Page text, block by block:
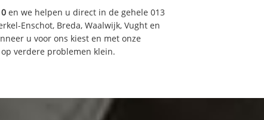
en we helpen u direct in de gehele 013
Enschot, Breda, Waalwijk, Vught en
u voor ons kiest en met onze
verdere problemen klein.